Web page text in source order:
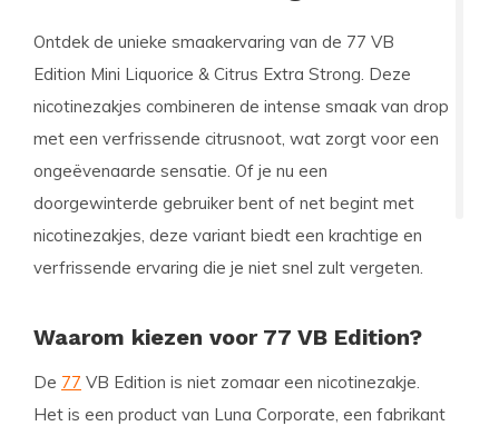
Ontdek de unieke smaakervaring van de 77 VB
Edition Mini Liquorice & Citrus Extra Strong. Deze
nicotinezakjes combineren de intense smaak van drop
met een verfrissende citrusnoot, wat zorgt voor een
ongeëvenaarde sensatie. Of je nu een
doorgewinterde gebruiker bent of net begint met
nicotinezakjes, deze variant biedt een krachtige en
verfrissende ervaring die je niet snel zult vergeten.
Waarom kiezen voor 77 VB Edition?
De 77 VB Edition is niet zomaar een nicotinezakje.
Het is een product van Luna Corporate, een fabrikant